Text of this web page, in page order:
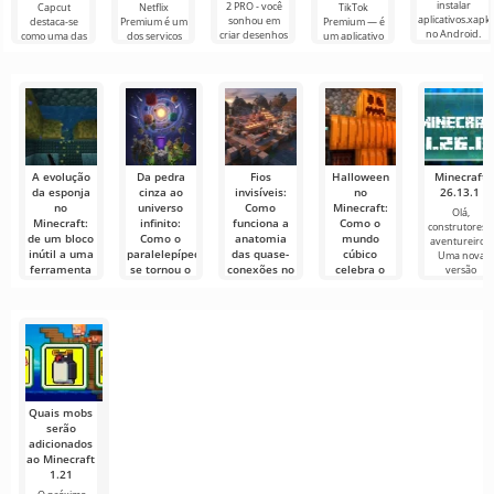
Capcut
destaca-se
como uma das
para edição de
vídeo,
garantindo um
Netflix
Premium é um
dos serviços
programas de
TV em
2 PRO - você
sonhou em
criar desenhos
até
TikTok
Premium — é
um aplicativo
outros
usuários ou
encontrar
instalar
aplicativos.xapk
no Android.
A evolução
da esponja
no
Minecraft:
de um bloco
inútil a uma
ferramenta
constante
evolução, e
muitos
Da pedra
cinza ao
universo
infinito:
Como o
paralelepípedo
se tornou o
Fios
invisíveis:
Como
funciona a
anatomia
das quase-
conexões no
Halloween
no
Minecraft:
Como o
mundo
cúbico
celebra o
Minecraft
26.13.1
Olá,
construtores e
aventureiros!
Uma nova
versão
Quais mobs
serão
adicionados
ao Minecraft
1.21